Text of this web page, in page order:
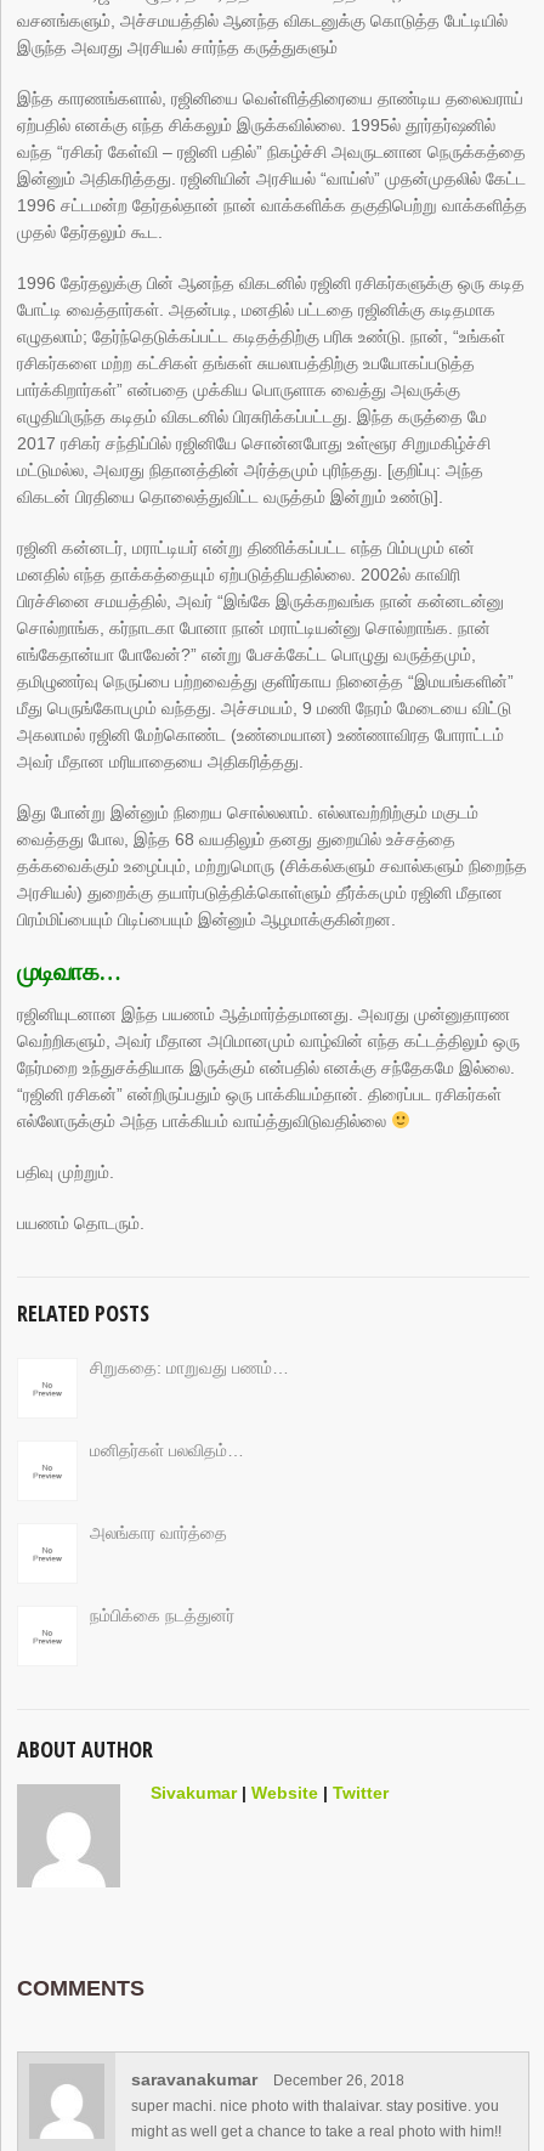
வசனங்களும், அச்சமயத்தில் ஆனந்த விகடனுக்கு கொடுத்த பேட்டியில்
இருந்த அவரது அரசியல் சார்ந்த கருத்துகளும்
இந்த காரணங்களால், ரஜினியை வெள்ளித்திரையை தாண்டிய தலைவராய்
ஏற்பதில் எனக்கு எந்த சிக்கலும் இருக்கவில்லை. 1995ல் தூர்தர்ஷனில்
வந்த “ரசிகர் கேள்வி – ரஜினி பதில்” நிகழ்ச்சி அவருடனான நெருக்கத்தை
இன்னும் அதிகரித்தது. ரஜினியின் அரசியல் “வாய்ஸ்” முதன்முதலில் கேட்ட
1996 சட்டமன்ற தேர்தல்தான் நான் வாக்களிக்க தகுதிபெற்று வாக்களித்த
முதல் தேர்தலும் கூட.
1996 தேர்தலுக்கு பின் ஆனந்த விகடனில் ரஜினி ரசிகர்களுக்கு ஒரு கடித
போட்டி வைத்தார்கள். அதன்படி, மனதில் பட்டதை ரஜினிக்கு கடிதமாக
எழுதலாம்; தேர்ந்தெடுக்கப்பட்ட கடிதத்திற்கு பரிசு உண்டு. நான், “உங்கள்
ரசிகர்களை மற்ற கட்சிகள் தங்கள் சுயலாபத்திற்கு உபயோகப்படுத்த
பார்க்கிறார்கள்” என்பதை முக்கிய பொருளாக வைத்து அவருக்கு
எழுதியிருந்த கடிதம் விகடனில் பிரசுரிக்கப்பட்டது. இந்த கருத்தை மே
2017 ரசிகர் சந்திப்பில் ரஜினியே சொன்னபோது உள்ளூர சிறுமகிழ்ச்சி
மட்டுமல்ல, அவரது நிதானத்தின் அர்த்தமும் புரிந்தது. [குறிப்பு: அந்த
விகடன் பிரதியை தொலைத்துவிட்ட வருத்தம் இன்றும் உண்டு].
ரஜினி கன்னடர், மராட்டியர் என்று திணிக்கப்பட்ட எந்த பிம்பமும் என்
மனதில் எந்த தாக்கத்தையும் ஏற்படுத்தியதில்லை. 2002ல் காவிரி
பிரச்சினை சமயத்தில், அவர் “இங்கே இருக்கறவங்க நான் கன்னடன்னு
சொல்றாங்க, கர்நாடகா போனா நான் மராட்டியன்னு சொல்றாங்க. நான்
எங்கேதான்யா போவேன்?” என்று பேசக்கேட்ட பொழுது வருத்தமும்,
தமிழுணர்வு நெருப்பை பற்றவைத்து குளிர்காய நினைத்த “இமயங்களின்”
மீது பெருங்கோபமும் வந்தது. அச்சமயம், 9 மணி நேரம் மேடையை விட்டு
அகலாமல் ரஜினி மேற்கொண்ட (உண்மையான) உண்ணாவிரத போராட்டம்
அவர் மீதான மரியாதையை அதிகரித்தது.
இது போன்று இன்னும் நிறைய சொல்லலாம். எல்லாவற்றிற்கும் மகுடம்
வைத்தது போல, இந்த 68 வயதிலும் தனது துறையில் உச்சத்தை
தக்கவைக்கும் உழைப்பும், மற்றுமொரு (சிக்கல்களும் சவால்களும் நிறைந்த
அரசியல்) துறைக்கு தயார்படுத்திக்கொள்ளும் தீர்க்கமும் ரஜினி மீதான
பிரம்மிப்பையும் பிடிப்பையும் இன்னும் ஆழமாக்குகின்றன.
முடிவாக…
ரஜினியுடனான இந்த பயணம் ஆத்மார்த்தமானது. அவரது முன்னுதாரண
வெற்றிகளும், அவர் மீதான அபிமானமும் வாழ்வின் எந்த கட்டத்திலும் ஒரு
நேர்மறை உந்துசக்தியாக இருக்கும் என்பதில் எனக்கு சந்தேகமே இல்லை.
“ரஜினி ரசிகன்” என்றிருப்பதும் ஒரு பாக்கியம்தான். திரைப்பட ரசிகர்கள்
எல்லோருக்கும் அந்த பாக்கியம் வாய்த்துவிடுவதில்லை
பதிவு முற்றும்.
பயணம் தொடரும்.
RELATED POSTS
சிறுகதை: மாறுவது பணம்…
மனிதர்கள் பலவிதம்…
அலங்கார வார்த்தை
நம்பிக்கை நடத்துனர்
ABOUT AUTHOR
Sivakumar|Website |Twitter
COMMENTS
saravanakumar
December 26, 2018
super machi. nice photo with thalaivar. stay positive. you
might as well get a chance to take a real photo with him!!